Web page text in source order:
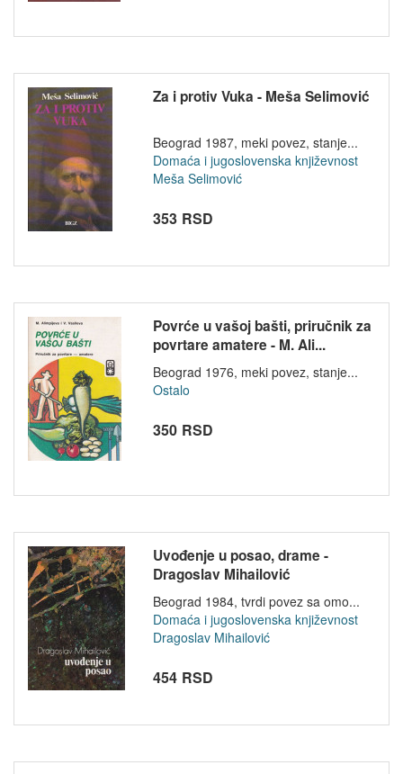
Za i protiv Vuka - Meša Selimović
Beograd 1987, meki povez, stanje...
Domaća i jugoslovenska književnost
Meša Selimović
353 RSD
Povrće u vašoj bašti, priručnik za
povrtare amatere - M. Ali...
Beograd 1976, meki povez, stanje...
Ostalo
350 RSD
Uvođenje u posao, drame -
Dragoslav Mihailović
Beograd 1984, tvrdi povez sa omo...
Domaća i jugoslovenska književnost
Dragoslav Mihailović
454 RSD